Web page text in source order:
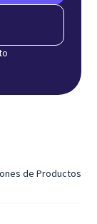
de Productos